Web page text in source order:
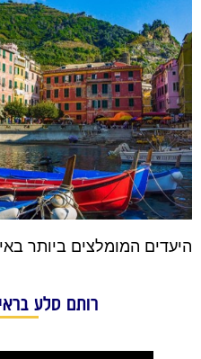
היעדים המומלצים ביותר
רותם סלע